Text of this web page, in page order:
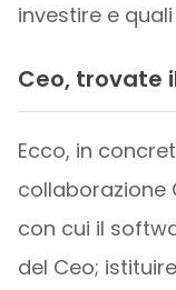
investire e
Ceo, trovate
Ecco, in
collaborazione
con cui il
del Ceo;